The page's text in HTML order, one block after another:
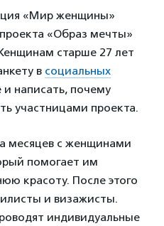
«Мир женщины»
«Образ мечты»
старше 27 лет
в социальных
и написать, почему
участницами проекта.
месяцев с женщинами
помогает им
красоту. После этого
и визажисты.
индивидуальные